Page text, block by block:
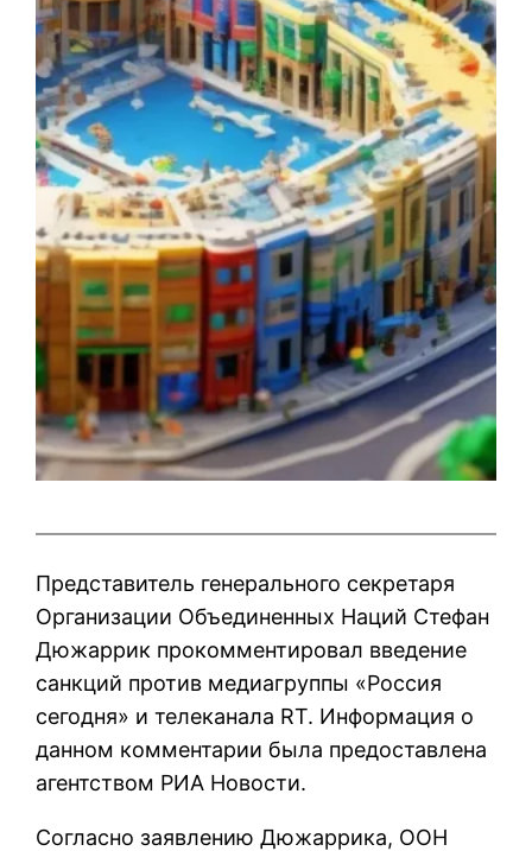
Представитель генерального секретаря
Организации Объединенных Наций Стефан
Дюжаррик прокомментировал введение
санкций против медиагруппы «Россия
сегодня» и телеканала RT. Информация о
данном комментарии была предоставлена
агентством РИА Новости.
Согласно заявлению Дюжаррика, ООН